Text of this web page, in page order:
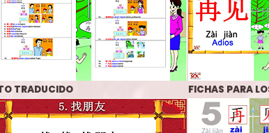
TRADUCIDO FICHAS PARA